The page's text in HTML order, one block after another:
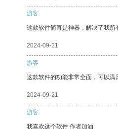
游客
这款软件简直是神器，解决了我所
2024-09-21
游客
这款软件的功能非常全面，可以满
2024-09-21
游客
我喜欢这个软件 作者加油